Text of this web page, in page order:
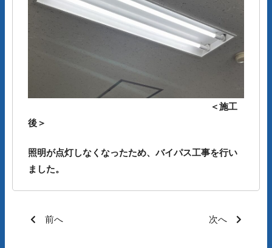
＜施工
後＞
照明が点灯しなくなったため、バイパス工事を行い
ました。
前へ 次へ